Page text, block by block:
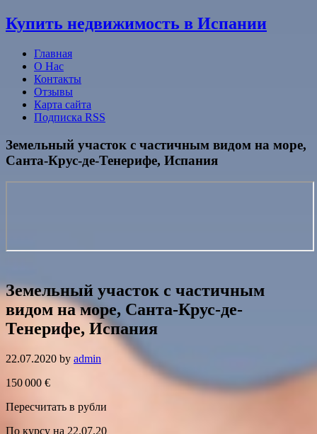
Купить недвижимость в Испании
Главная
О Нас
Контакты
Отзывы
Карта сайта
Подписка RSS
Земельный участок с частичным видом на море,
Санта-Крус‑де-Тенерифе, Испания
Земельный участок с частичным
видом на море, Санта-Крус‑де-
Тенерифе, Испания
22.07.2020 by admin
150 000 €
Пересчитать в рубли
По курсу на 22.07.20